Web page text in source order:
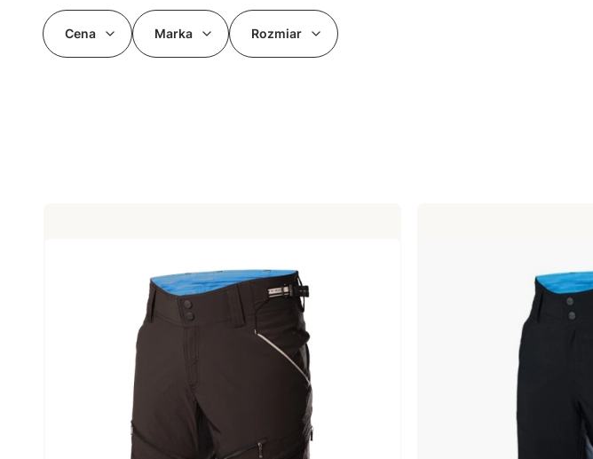
Cena Marka Rozmiar